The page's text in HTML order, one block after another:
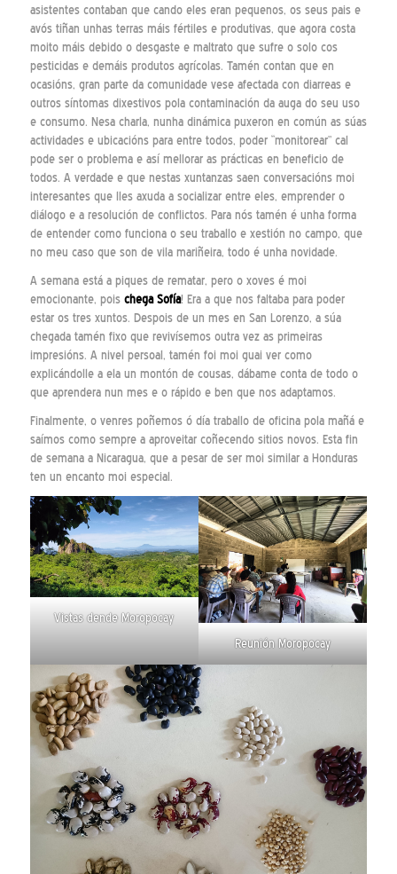
asistentes contaban que cando eles eran pequenos, os seus pais e
avós tiñan unhas terras máis fértiles e produtivas, que agora costa
moito máis debido o desgaste e maltrato que sufre o solo cos
pesticidas e demáis produtos agrícolas. Tamén contan que en
ocasións, gran parte da comunidade vese afectada con diarreas e
outros síntomas dixestivos pola contaminación da auga do seu uso
e consumo. Nesa charla, nunha dinámica puxeron en común as súas
actividades e ubicacións para entre todos, poder “monitorear” cal
pode ser o problema e así mellorar as prácticas en beneficio de
todos. A verdade e que nestas xuntanzas saen conversacións moi
interesantes que lles axuda a socializar entre eles, emprender o
diálogo e a resolución de conflictos. Para nós tamén é unha forma
de entender como funciona o seu traballo e xestión no campo, que
no meu caso que son de vila mariñeira, todo é unha novidade.
A semana está a piques de rematar, pero o xoves é moi
emocionante, pois chega Sofía! Era a que nos faltaba para poder
estar os tres xuntos. Despois de un mes en San Lorenzo, a súa
chegada tamén fixo que revivísemos outra vez as primeiras
impresións. A nivel persoal, tamén foi moi guai ver como
explicándolle a ela un montón de cousas, dábame conta de todo o
que aprendera nun mes e o rápido e ben que nos adaptamos.
Finalmente, o venres poñemos ó día traballo de oficina pola mañá e
saímos como sempre a aproveitar coñecendo sitios novos. Esta fin
de semana a Nicaragua, que a pesar de ser moi similar a Honduras
ten un encanto moi especial.
Vistas dende Moropocay
Reunión Moropocay